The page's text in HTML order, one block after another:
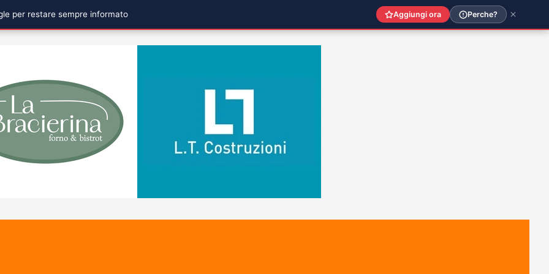
per restare sempre informato Aggiungi ora Perche?